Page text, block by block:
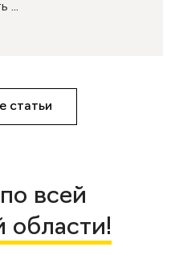
...
статьи
всей
области!